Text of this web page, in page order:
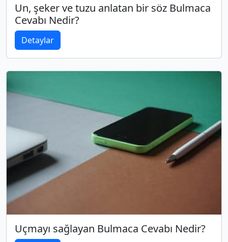
Un, şeker ve tuzu anlatan bir söz Bulmaca
Cevabı Nedir?
Detaylar
Uçmayı sağlayan Bulmaca Cevabı Nedir?